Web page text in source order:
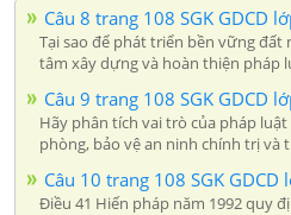
Câu 8 trang 108 SGK GDCD
Tại sao để phát triển bền vững đất
tâm xây dựng và hoàn thiện pháp
Câu 9 trang 108 SGK GDCD
Hãy phân tích vai trò của pháp
phòng, bảo vệ an ninh chính trị và
Câu 10 trang 108 SGK GDCD
Điều 41 Hiến pháp năm 1992 quy